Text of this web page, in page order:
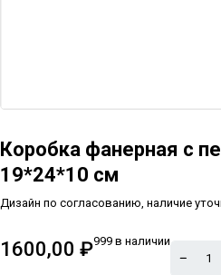
Коробка фанерная с
19*24*10 см
Дизайн по согласованию, наличие
1600,00 ₽999 в наличии